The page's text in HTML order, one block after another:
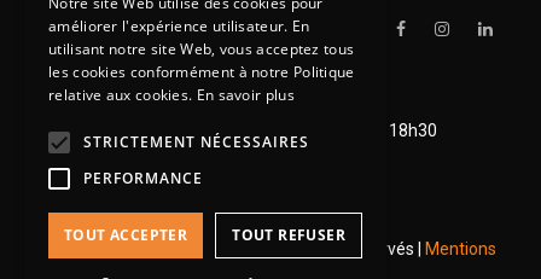
Lundi de 14h à 18h30
Mardi à vendredi de 9h à 12h et de 14h à 18h30
© 2026 Groupe Steinmetz - Tous droits réservés |
Mentions
légales
améliorer l'expérience utilisateur. En
utilisant notre site Web, vous acceptez tous
les cookies conformément à notre Politique
relative aux cookies. En savoir plus
STRICTEMENT NÉCESSAIRES
PERFORMANCE
TOUT ACCEPTER TOUT REFUSER